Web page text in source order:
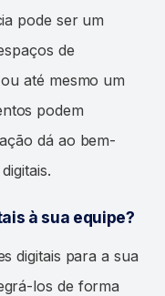
pode ser um
de
até mesmo um
podem
dá ao bem-
à sua equipe?
digitais para a sua
los de forma